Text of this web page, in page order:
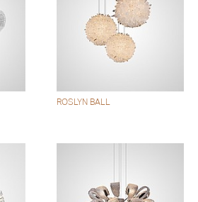
ROSLYN BALL